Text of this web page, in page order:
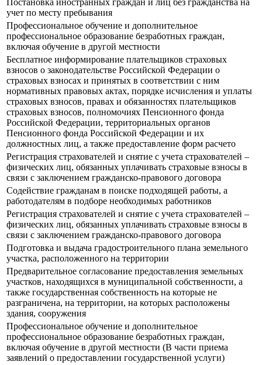
Постановка иностранных граждан и лиц без гражданства на
учет по месту пребывания
Профессиональное обучение и дополнительное
профессиональное образование безработных граждан,
включая обучение в другой местности
Бесплатное информирование плательщиков страховых
взносов о законодательстве Российской Федерации о
страховых взносах и принятых в соответствии с ним
нормативных правовых актах, порядке исчисления и уплаты
страховых взносов, правах и обязанностях плательщиков
страховых взносов, полномочиях Пенсионного фонда
Российской Федерации, территориальных органов
Пенсионного фонда Российской Федерации и их
должностных лиц, а также предоставление форм расчето
Регистрация страхователей и снятие с учета страхователей –
физических лиц, обязанных уплачивать страховые взносы в
связи с заключением гражданско-правового договора
Содействие гражданам в поиске подходящей работы, а
работодателям в подборе необходимых работников
Регистрация страхователей и снятие с учета страхователей –
физических лиц, обязанных уплачивать страховые взносы в
связи с заключением гражданско-правового договора
Подготовка и выдача градостроительного плана земельного
участка, расположенного на территории
Предварительное согласование предоставления земельных
участков, находящихся в муниципальной собственности, а
также государственная собственность на которые не
разграничена, на территории, на которых расположены
здания, сооружения
Профессиональное обучение и дополнительное
профессиональное образование безработных граждан,
включая обучение в другой местности (В части приема
заявлений о предоставлении государственной услуги)